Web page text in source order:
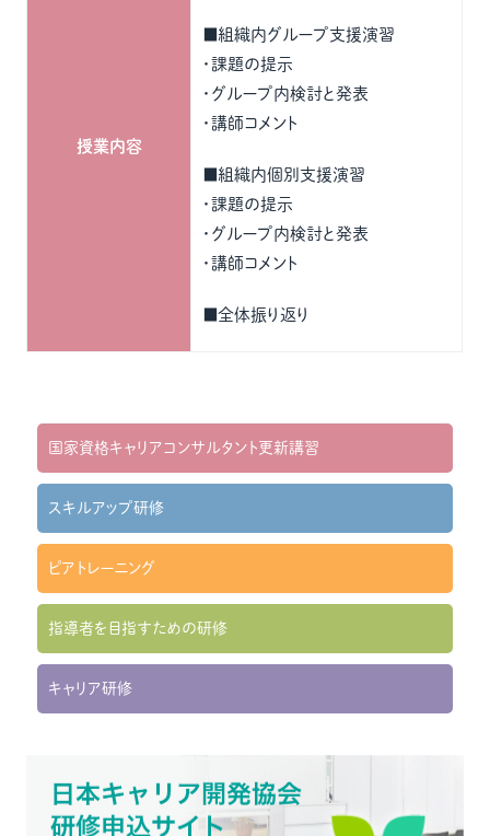
授業内容
■組織内グループ支援演習
・課題の提示
・グループ内検討と発表
・講師コメント
■組織内個別支援演習
・課題の提示
・グループ内検討と発表
・講師コメント
■全体振り返り
国家資格キャリアコンサルタント更新講習
スキルアップ研修
ピアトレーニング
指導者を目指すための研修
キャリア研修